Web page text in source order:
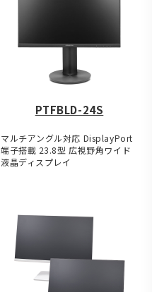
PTFBLD-24S
マルチアングル対応 DisplayPort
端子搭載 23.8型 広視野角ワイド
液晶ディスプレイ